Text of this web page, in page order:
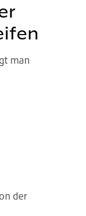
man
der